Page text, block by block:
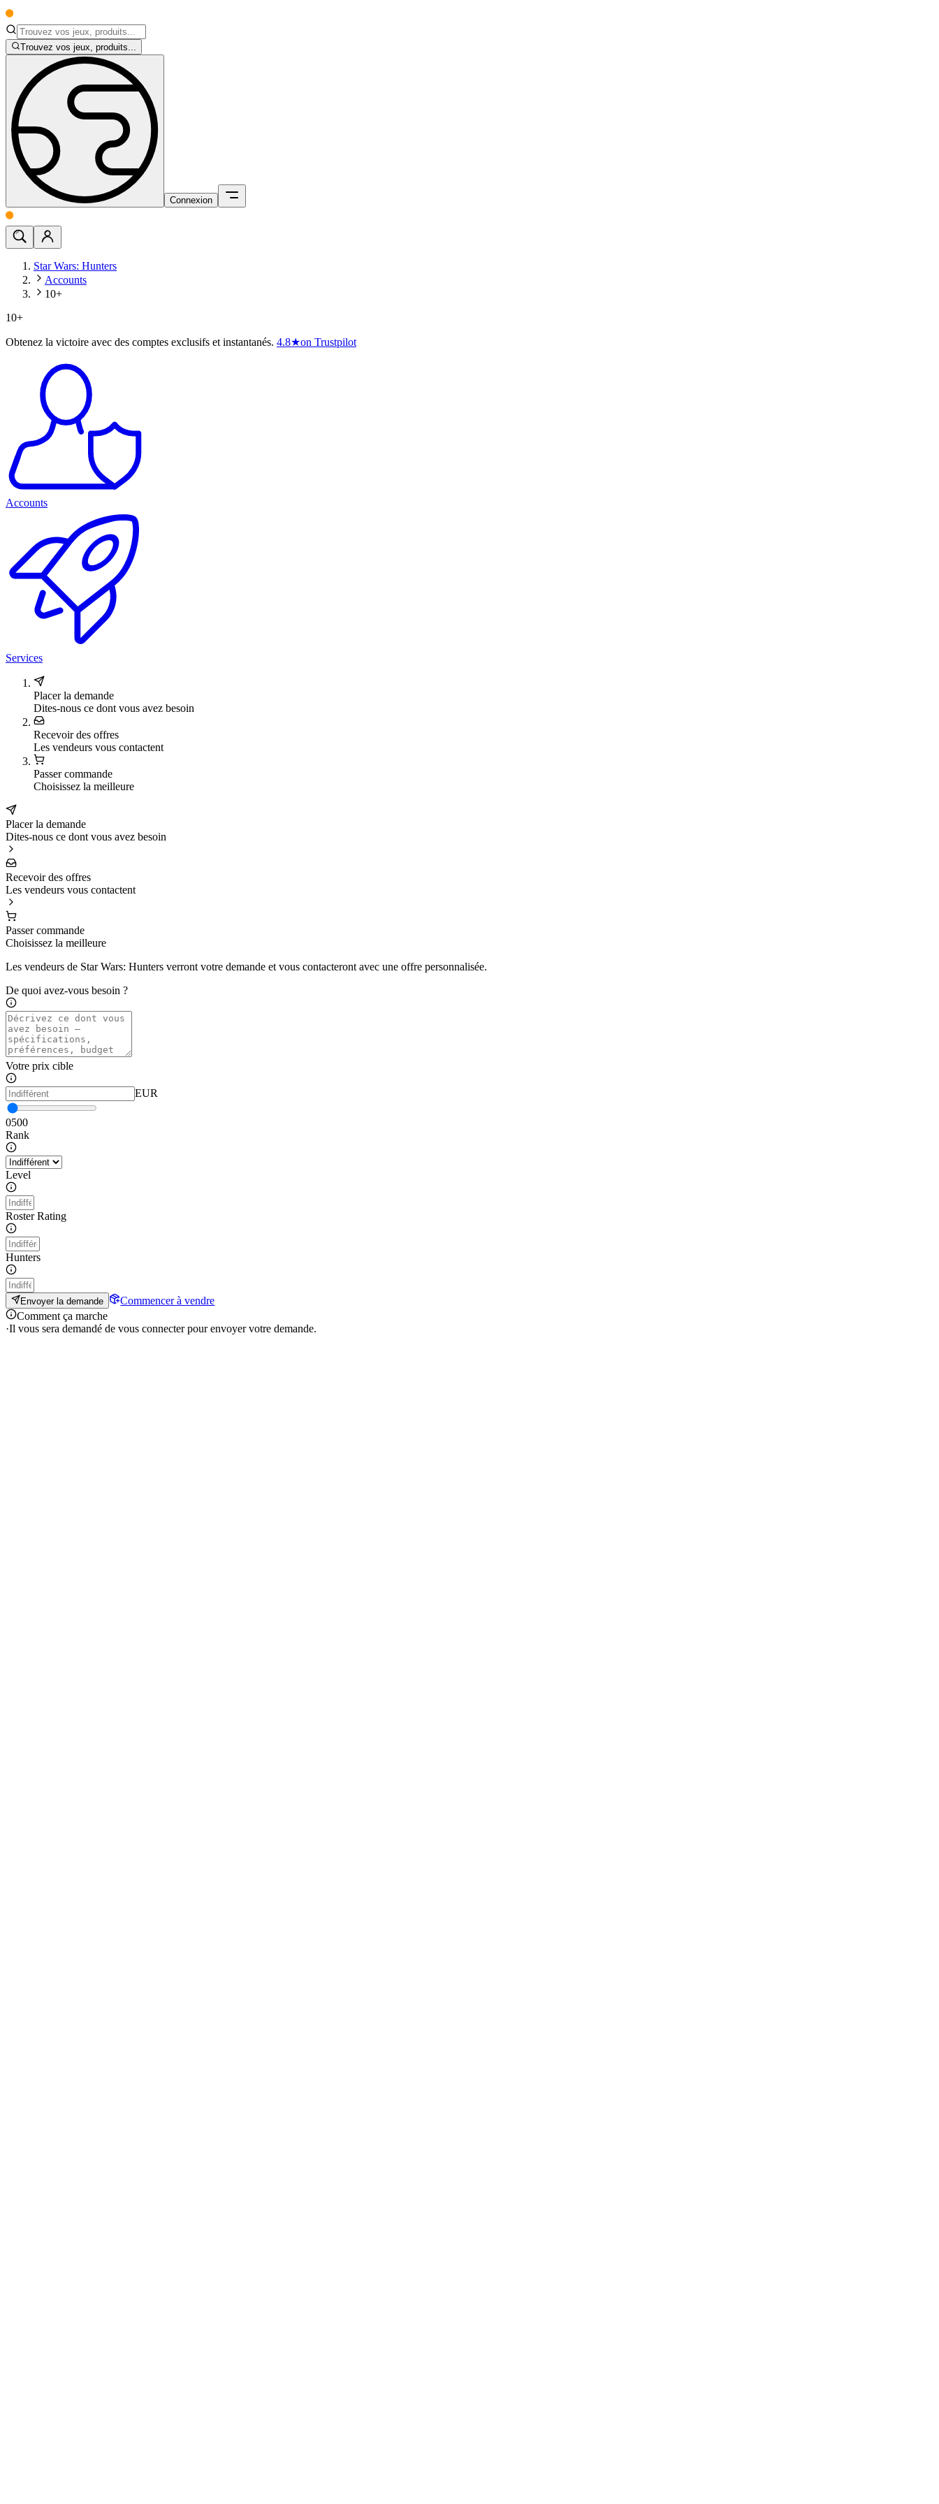
Trouvez vos jeux, produits...
Connexion
Star Wars: Hunters
Accounts
10+
10+
Obtenez la victoire avec des comptes exclusifs et instantanés. 4.8★on Trustpilot
Accounts
Services
Placer la demande
Dites-nous ce dont vous avez besoin
Recevoir des offres
Les vendeurs vous contactent
Passer commande
Choisissez la meilleure
Placer la demande
Dites-nous ce dont vous avez besoin
Recevoir des offres
Les vendeurs vous contactent
Passer commande
Choisissez la meilleure
Les vendeurs de Star Wars: Hunters verront votre demande et vous contacteront avec une offre personnalisée.
De quoi avez-vous besoin ?
Votre prix cible
EUR
0500
Rank
Level
Roster Rating
Hunters
Envoyer la demande
Commencer à vendre
Comment ça marche
·Il vous sera demandé de vous connecter pour envoyer votre demande.